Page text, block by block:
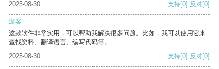
2025-08-30
支持[0] 反对[0]
游客
这款软件非常实用，可以帮助我解决很多问题。比如，我可以使用它来
查找资料、翻译语言、编写代码等。
2025-08-30
支持[0] 反对[0]